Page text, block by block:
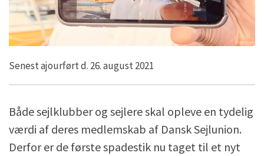
Senest ajourført d. 26. august 2021
Både sejlklubber og sejlere skal opleve en tydelig
værdi af deres medlemskab af Dansk Sejlunion.
Derfor er de første spadestik nu taget til et nyt